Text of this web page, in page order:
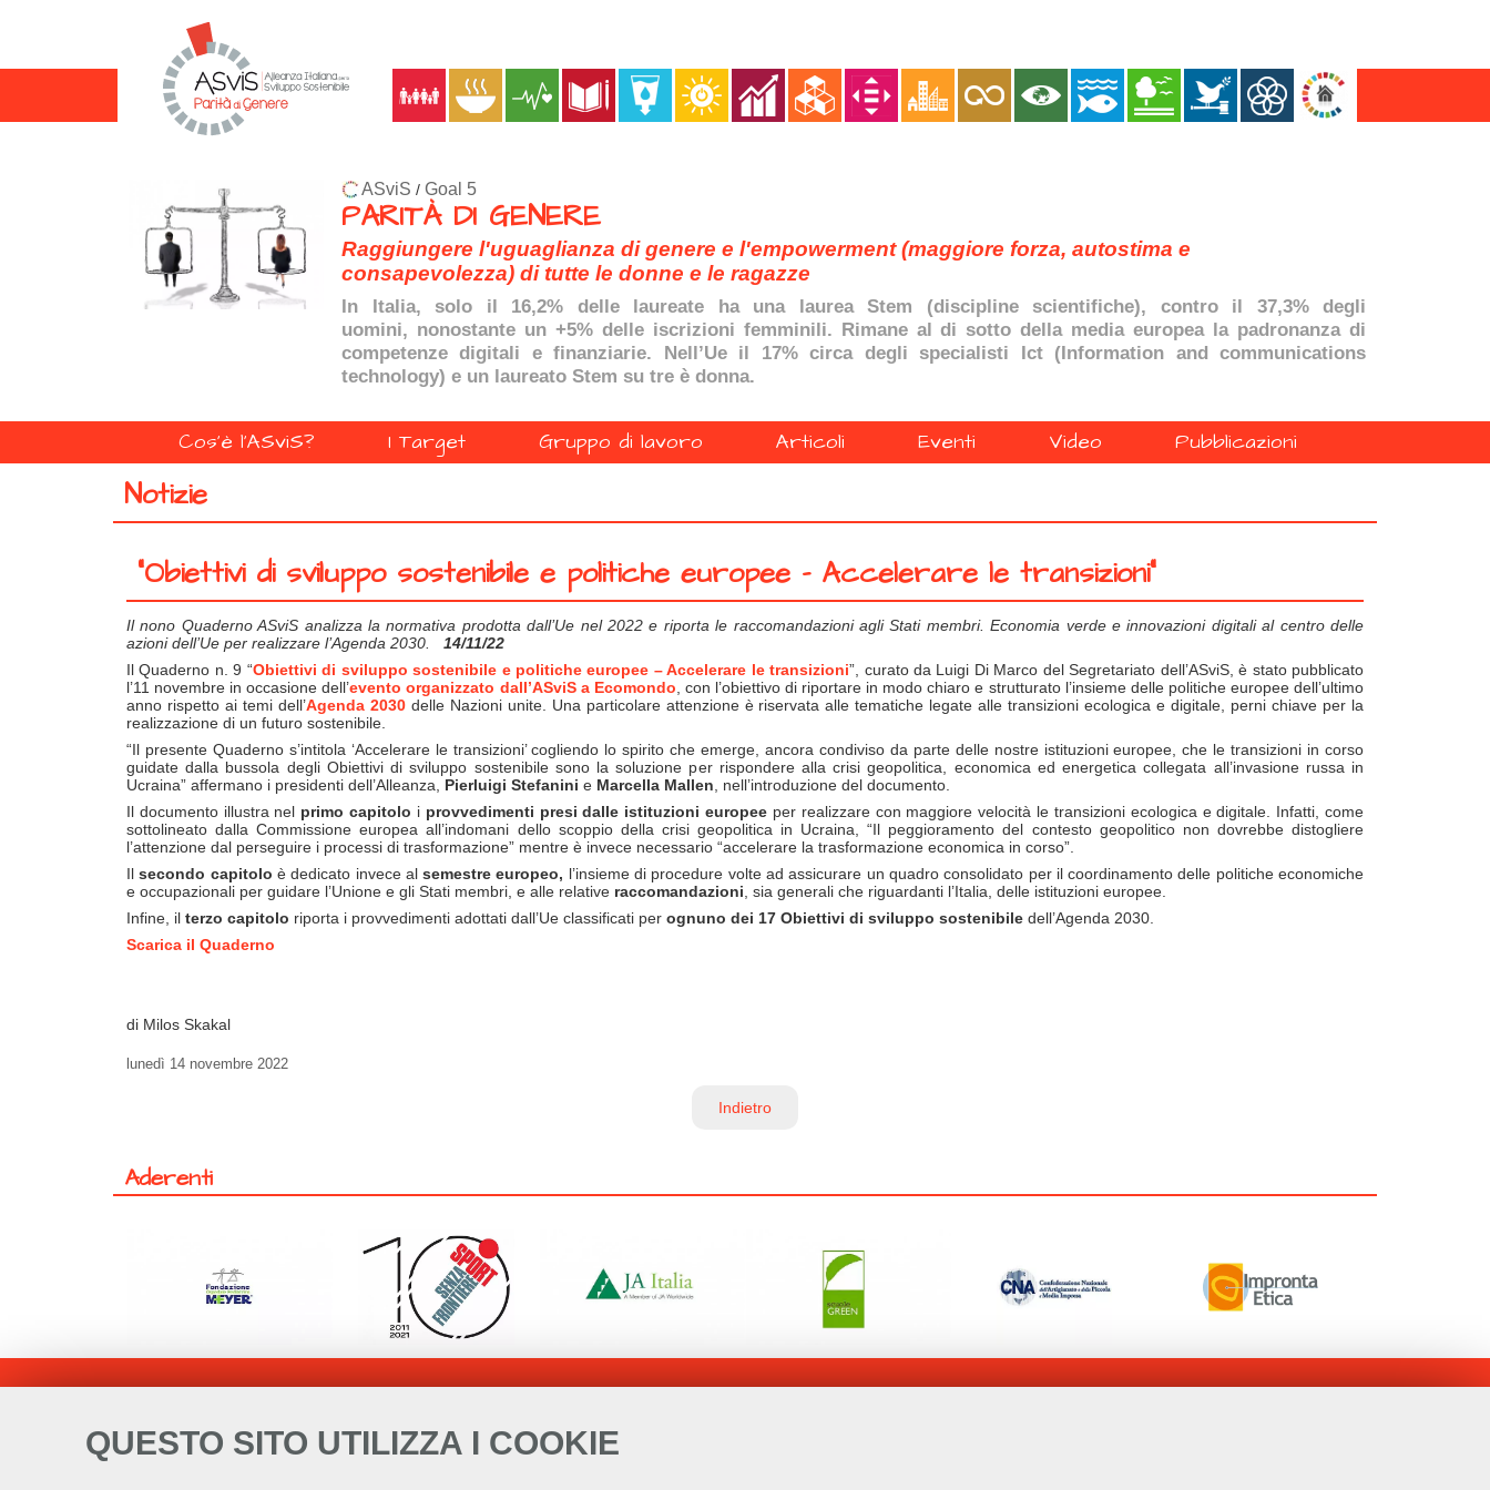
QUESTO SITO UTILIZZA I COOKIE
ASviS / Goal 5
PARITÀ DI GENERE
Raggiungere l'uguaglianza di genere e l'empowerment (maggiore forza, autostima e
consapevolezza) di tutte le donne e le ragazze
In Italia, solo il 16,2% delle laureate ha una laurea Stem (discipline scientifiche), contro il 37,3% degli
uomini, nonostante un +5% delle iscrizioni femminili. Rimane al di sotto della media europea la padronanza di
competenze digitali e finanziarie. Nell’Ue il 17% circa degli specialisti Ict (Information and communications
technology) e un laureato Stem su tre è donna.
Cos'è l'ASviS? I Target Gruppo di lavoro Articoli Eventi Video Pubblicazioni
Notizie
“Obiettivi di sviluppo sostenibile e politiche europee - Accelerare le transizioni”
Il nono Quaderno ASviS analizza la normativa prodotta dall’Ue nel 2022 e riporta le raccomandazioni agli Stati membri. Economia verde e innovazioni digitali al centro delle
azioni dell’Ue per realizzare l’Agenda 2030. 14/11/22
Il Quaderno n. 9 “Obiettivi di sviluppo sostenibile e politiche europee – Accelerare le transizioni”, curato da Luigi Di Marco del Segretariato dell’ASviS, è stato pubblicato
l’11 novembre in occasione dell’evento organizzato dall’ASviS a Ecomondo , con l’obiettivo di riportare in modo chiaro e strutturato l’insieme delle politiche europee dell’ultimo
anno rispetto ai temi dell’Agenda 2030delle Nazioni unite. Una particolare attenzione è riservata alle tematiche legate alle transizioni ecologica e digitale, perni chiave per la
realizzazione di un futuro sostenibile.
“Il presente Quaderno s’intitola ‘Accelerare le transizioni’ cogliendo lo spirito che emerge, ancora condiviso da parte delle nostre istituzioni europee, che le transizioni in corso
guidate dalla bussola degli Obiettivi di sviluppo sostenibile sono la soluzione per rispondere alla crisi geopolitica, economica ed energetica collegata all’invasione russa in
Ucraina” affermano i presidenti dell’Alleanza, Pierluigi Stefanini e Marcella Mallen , nell’introduzione del documento.
Il documento illustra nel primo capitolo i provvedimenti presi dalle istituzioni europee per realizzare con maggiore velocità le transizioni ecologica e digitale. Infatti, come
sottolineato dalla Commissione europea all’indomani dello scoppio della crisi geopolitica in Ucraina, “Il peggioramento del contesto geopolitico non dovrebbe distogliere
l’attenzione dal perseguire i processi di trasformazione” mentre è invece necessario “accelerare la trasformazione economica in corso”.
Ilsecondo capitolo è dedicato invece alsemestre europeo, l’insieme di procedure volte ad assicurare un quadro consolidato per il coordinamento delle politiche economiche
e occupazionali per guidare l’Unione e gli Stati membri, e alle relative raccomandazioni , sia generali che riguardanti l’Italia, delle istituzioni europee.
Infine, il terzo capitolo riporta i provvedimenti adottati dall’Ue classificati per ognuno dei 17 Obiettivi di sviluppo sostenibile dell’Agenda 2030.
Scarica il Quaderno
di Milos Skakal
lunedì 14 novembre 2022
Indietro
Aderenti